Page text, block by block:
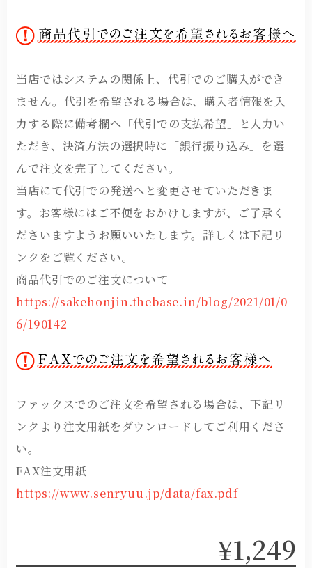
当店ではシステムの関係上、代引でのご購入ができ
ません。代引を希望される場合は、購入者情報を入
力する際に備考欄へ「代引での支払希望」と入力い
ただき、決済方法の選択時に「銀行振り込み」を選
んで注文を完了してください。
当店にて代引での発送へと変更させていただきま
す。お客様にはご不便をおかけしますが、ご了承く
ださいますようお願いいたします。詳しくは下記リ
ンクをご覧ください。
商品代引でのご注文について
https://sakehonjin.thebase.in/blog/2021/01/0
6/190142
ファックスでのご注文を希望される場合は、下記リ
ンクより注文用紙をダウンロードしてご利用くださ
い。
FAX注文用紙
https://www.senryuu.jp/data/fax.pdf
¥1,249